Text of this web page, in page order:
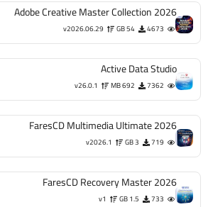
Adobe Creative Master Collection 2026
4673
54 GB
v2026.06.29
Active Data Studio
7362
692 MB
v26.0.1
FaresCD Multimedia Ultimate 2026
719
3 GB
v2026.1
FaresCD Recovery Master 2026
733
1.5 GB
v1